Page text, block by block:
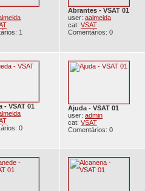
1
Abrantes - VSAT 01
user: aalmeida
cat: VSAT
Comentários: 0
- VSAT 01
0
Ajuda - VSAT 01
user: admin
cat: VSAT
Comentários: 0